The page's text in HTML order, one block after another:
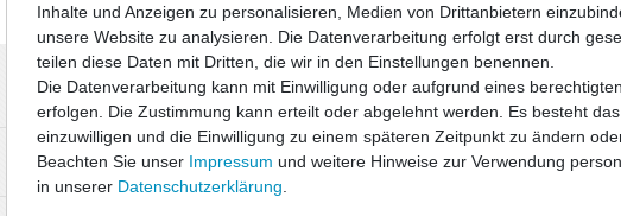
Angaben Produktsicherheit
Inhalte und Anzeigen zu personalisieren, Medien von Drittanbietern
unsere Website zu analysieren. Die Datenverarbeitung erfolgt erst durch
teilen diese Daten mit Dritten, die wir in den Einstellungen benennen.
Die Datenverarbeitung kann mit Einwilligung oder aufgrund eines
erfolgen. Die Zustimmung kann erteilt oder abgelehnt werden. Es besteht
einzuwilligen und die Einwilligung zu einem späteren Zeitpunkt zu ändern
Beachten Sie unser Impressum und weitere Hinweise zur Verwendung
in unserer Daten­schutz­erklärung